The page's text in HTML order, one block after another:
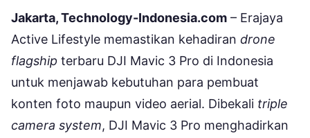
Jakarta, Technology-Indonesia.com – Erajaya
Active Lifestyle memastikan kehadiran drone
flagship terbaru DJI Mavic 3 Pro di Indonesia
untuk menjawab kebutuhan para pembuat
konten foto maupun video aerial. Dibekali triple
camera system, DJI Mavic 3 Pro menghadirkan